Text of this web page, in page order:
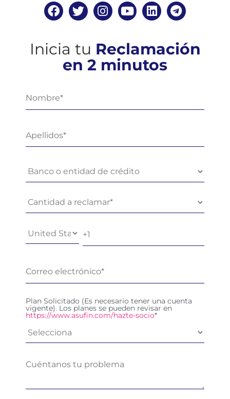
Inicia tu Reclamación
en 2 minutos
Plan Solicitado (Es necesario tener una cuenta
vigente). Los planes se pueden revisar en
https://www.asufin.com/hazte-socio*